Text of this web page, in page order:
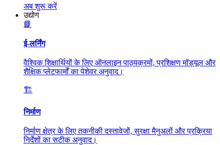
अब शुरू करें
उद्योग
📘
ई-लर्निंग
वैश्विक शिक्षार्थियों के लिए ऑनलाइन पाठ्यक्रमों, प्रशिक्षण मॉड्यूल और
शैक्षिक प्लेटफार्मों का पेशेवर अनुवाद।
🏗️
निर्माण
निर्माण क्षेत्र के लिए तकनीकी दस्तावेजों, सुरक्षा मैनुअलों और प्रक्रिया
निर्देशों का सटीक अनुवाद।